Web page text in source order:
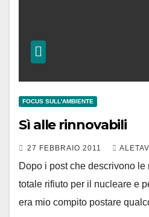
FOCUS SULL'AMBIENTE
Sì alle rinnovabili
27 FEBBRAIO 2011
Dopo i post che descrivono le
totale rifiuto per il nucleare e
era mio compito postare